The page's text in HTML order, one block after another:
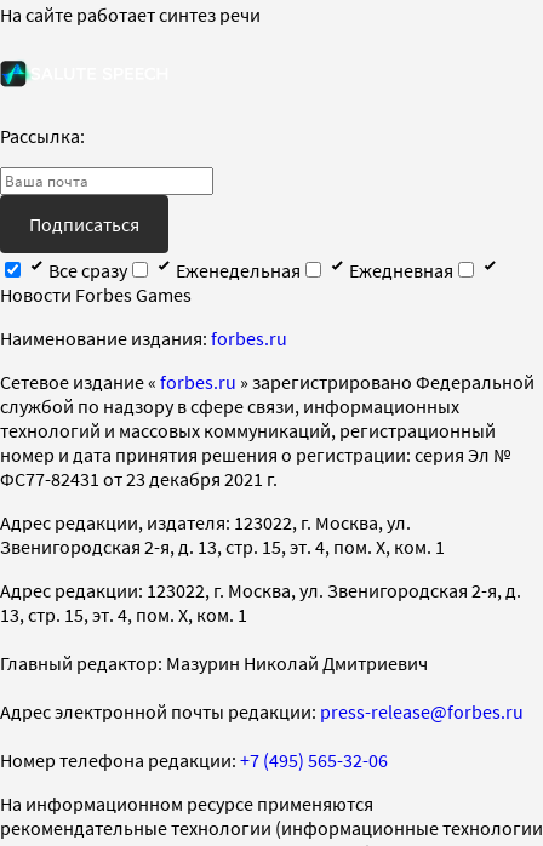
На сайте работает синтез речи
Рассылка:
Подписаться
Все сразу
Еженедельная
Ежедневная
Новости Forbes Games
Наименование издания: forbes.ru
Cетевое издание « forbes.ru » зарегистрировано Федеральной
службой по надзору в сфере связи, информационных
технологий и массовых коммуникаций, регистрационный
номер и дата принятия решения о регистрации: серия Эл №
ФС77-82431 от 23 декабря 2021 г.
Адрес редакции, издателя: 123022, г. Москва, ул.
Звенигородская 2-я, д. 13, стр. 15, эт. 4, пом. X, ком. 1
Адрес редакции: 123022, г. Москва, ул. Звенигородская 2-я, д.
13, стр. 15, эт. 4, пом. X, ком. 1
Главный редактор: Мазурин Николай Дмитриевич
Адрес электронной почты редакции: press-release@forbes.ru
Номер телефона редакции: +7 (495) 565-32-06
На информационном ресурсе применяются
рекомендательные технологии (информационные технологии